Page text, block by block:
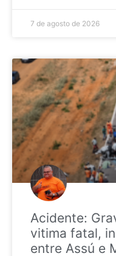
7 de agosto de 2026
Acidente:
vitima fatal,
entre Assú e